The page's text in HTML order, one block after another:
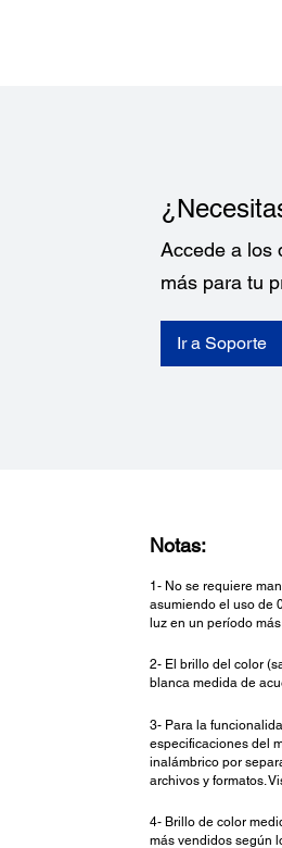
Accede a los
más para tu
Ir a Soporte
Notas:
1- No se requiere
asumiendo el uso de
luz en un período
2- El brillo del color
blanca medida de
3- Para la
especificaciones del
inalámbrico por
archivos y formatos.
4- Brillo de color
más vendidos según